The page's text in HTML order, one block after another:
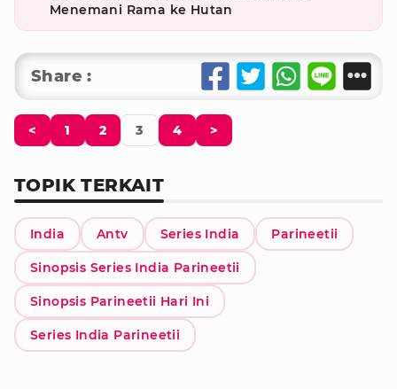
Menemani Rama ke Hutan
Share :
< 1 2 3 4 >
TOPIK TERKAIT
India Antv Series India Parineetii
Sinopsis Series India Parineetii
Sinopsis Parineetii Hari Ini
Series India Parineetii